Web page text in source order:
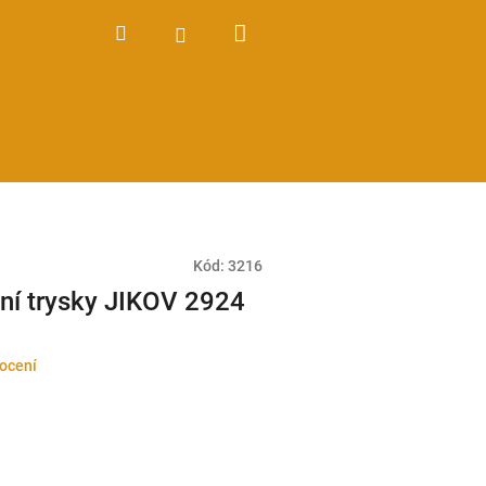
Hledat Přihlášení
Kód: 3216
trysky JIKOV 2924